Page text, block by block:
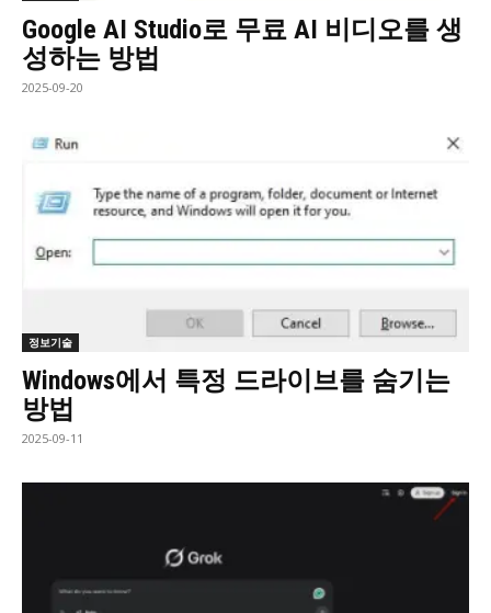
Google AI Studio로 무료 AI 비디오를 생
성하는 방법
2025-09-20
정보기술
Windows에서 특정 드라이브를 숨기는
방법
2025-09-11